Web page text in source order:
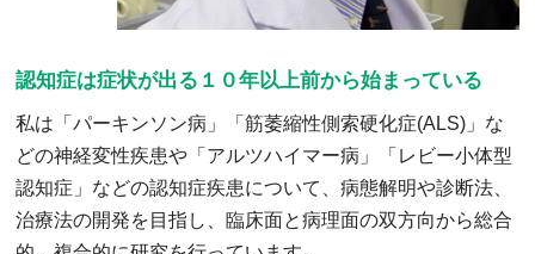
認知症は症状が出る１０年以上前から始まっている
私は「パーキンソン病」「筋萎縮性側索硬化症(ALS)」な
どの神経変性疾患や「アルツハイマー病」「レビー小体型
認知症」などの認知症疾患について、病態解明や診断法、
治療法の開発を目指し、臨床面と病理面の双方向から総合